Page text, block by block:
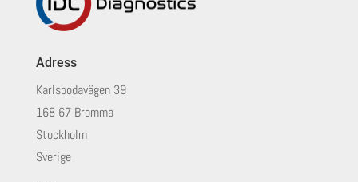
Adress
Karlsbodavägen 39
168 67 Bromma
Stockholm
Sverige